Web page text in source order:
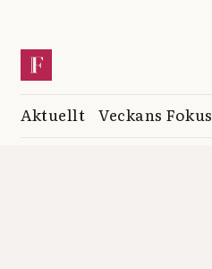
Aktuellt Veckans Fokus